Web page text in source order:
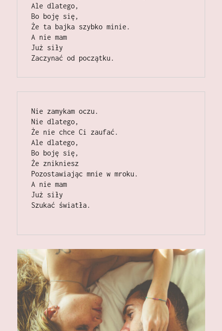
Ale dlatego,
Bo boję się,
Że ta bajka szybko minie.
A nie mam
Już siły
Zaczynać od początku.
Nie zamykam oczu.
Nie dlatego,
Że nie chce Ci zaufać.
Ale dlatego,
Bo boję się,
Że znikniesz
Pozostawiając mnie w mroku.
A nie mam
Już siły
Szukać światła.